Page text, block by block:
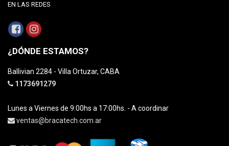
EN LAS REDES
¿DÓNDE ESTAMOS?
Ballivian 2284 - Villa Ortuzar, CABA
1173691279
Lunes a Viernes de 9:00hs a 17:00hs. - A coordinar
ventas@bracatech.com.ar